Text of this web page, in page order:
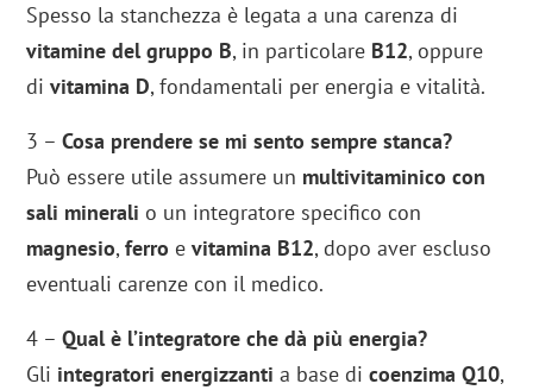
Spesso la stanchezza è legata a una carenza di
vitamine del gruppo B, in particolare B12, oppure
divitamina D, fondamentali per energia e vitalità.
3 –Cosa prendere se mi sento sempre stanca?
Può essere utile assumere un multivitaminico con
sali minerali o un integratore specifico con
magnesio,ferro evitamina B12, dopo aver escluso
eventuali carenze con il medico.
4 –Qual è l’integratore che dà più energia?
Gli integratori energizzanti a base dicoenzima Q10,